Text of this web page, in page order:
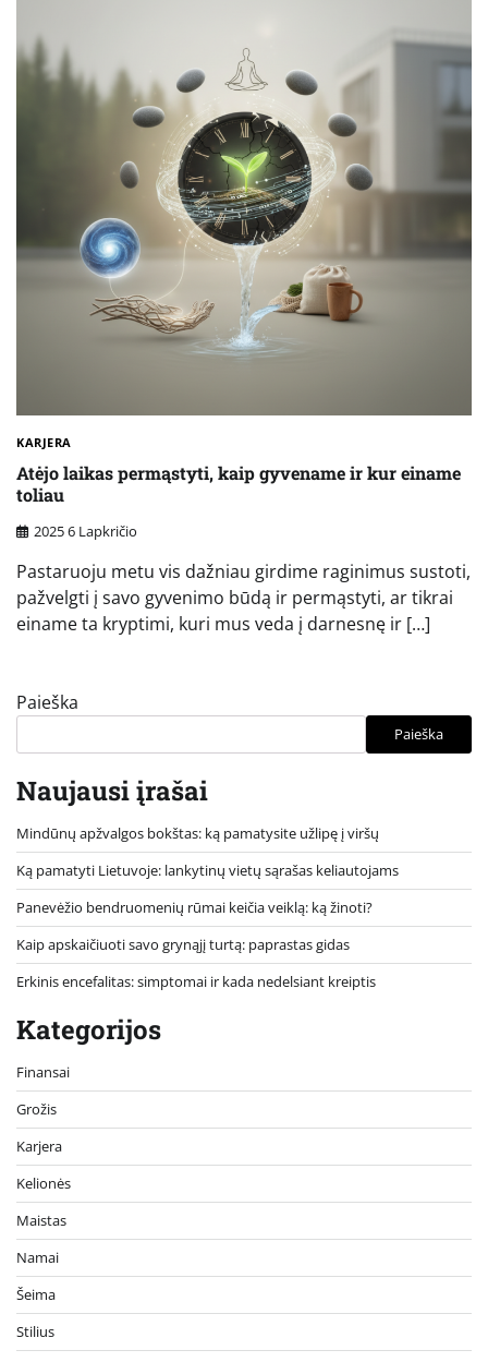
KARJERA
Atėjo laikas permąstyti, kaip gyvename ir kur einame
toliau
2025 6 Lapkričio
Pastaruoju metu vis dažniau girdime raginimus sustoti,
pažvelgti į savo gyvenimo būdą ir permąstyti, ar tikrai
einame ta kryptimi, kuri mus veda į darnesnę ir […]
Paieška
Paieška
Naujausi įrašai
Mindūnų apžvalgos bokštas: ką pamatysite užlipę į viršų
Ką pamatyti Lietuvoje: lankytinų vietų sąrašas keliautojams
Panevėžio bendruomenių rūmai keičia veiklą: ką žinoti?
Kaip apskaičiuoti savo grynąjį turtą: paprastas gidas
Erkinis encefalitas: simptomai ir kada nedelsiant kreiptis
Kategorijos
Finansai
Grožis
Karjera
Kelionės
Maistas
Namai
Šeima
Stilius